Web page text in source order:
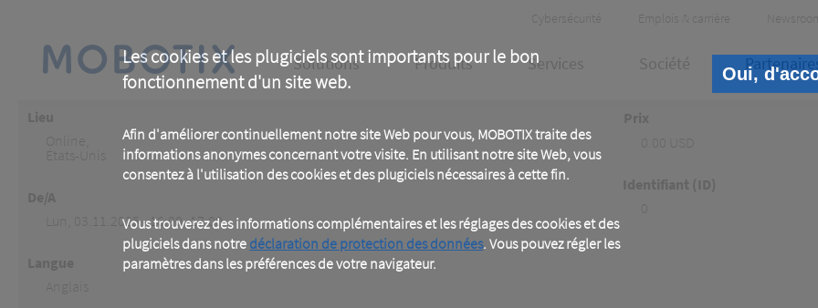
Les cookies et les plugiciels sont importants pour le bon
fonctionnement d'un site web.
Afin d'améliorer continuellement notre site Web pour vous, MOBOTIX traite des
informations anonymes concernant votre visite. En utilisant notre site Web, vous
consentez à l'utilisation des cookies et des plugiciels nécessaires à cette fin.
Vous trouverez des informations complémentaires et les réglages des cookies et des
plugiciels dans notre déclaration de protection des données. Vous pouvez régler les
paramètres dans les préférences de votre navigateur.
Oui,
content
Header
Meta
Cybersécurité Emplois & carrière
Main
navigation
Solutions Produits Services Société
Lun, 03.11.2025 - 16:00 -17:00